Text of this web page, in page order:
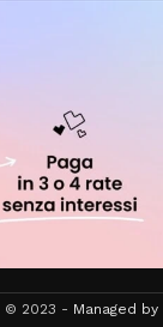
© 2023 - Managed by